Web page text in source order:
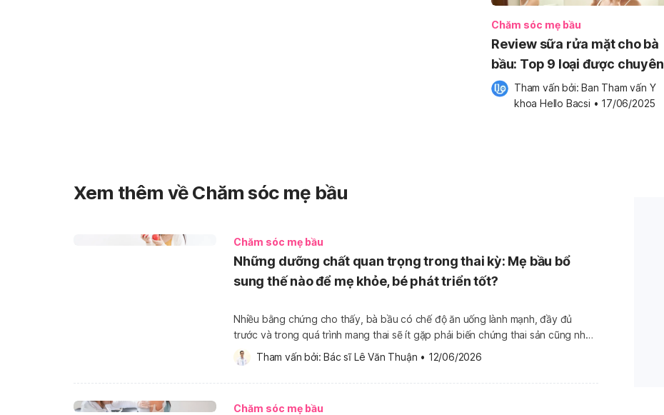
Chăm sóc mẹ bầu
Review sữa rửa mặt cho bà
bầu: Top 9 loại được chuyên
gia khuyên dùng
Tham vấn bởi: Ban Tham vấn Y
khoa Hello Bacsi • 17/06/2025
Xem thêm về Chăm sóc mẹ bầu
Chăm sóc mẹ bầu
Những dưỡng chất quan trọng trong thai kỳ: Mẹ bầu bổ
sung thế nào để mẹ khỏe, bé phát triển tốt?
Nhiều bằng chứng cho thấy, bà bầu có chế độ ăn uống lành mạnh, đầy đủ
trước và trong quá trình mang thai sẽ ít gặp phải biến chứng thai sản cũng như
các vấn đề sức khỏe ở trẻ sơ sinh hơn [1]. Không những vậy, chế độ dinh
dưỡng cân bằng còn giúp […]
Tham vấn bởi: Bác sĩ Lê Văn Thuận • 12/06/2026
Chăm sóc mẹ bầu